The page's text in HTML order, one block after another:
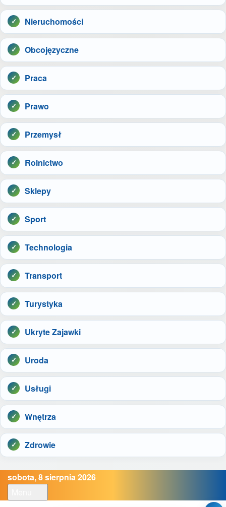
Nieruchomości
Obcojęzyczne
Praca
Prawo
Przemysł
Rolnictwo
Sklepy
Sport
Technologia
Transport
Turystyka
Ukryte Zajawki
Uroda
Usługi
Wnętrza
Zdrowie
sobota, 8 sierpnia 2026